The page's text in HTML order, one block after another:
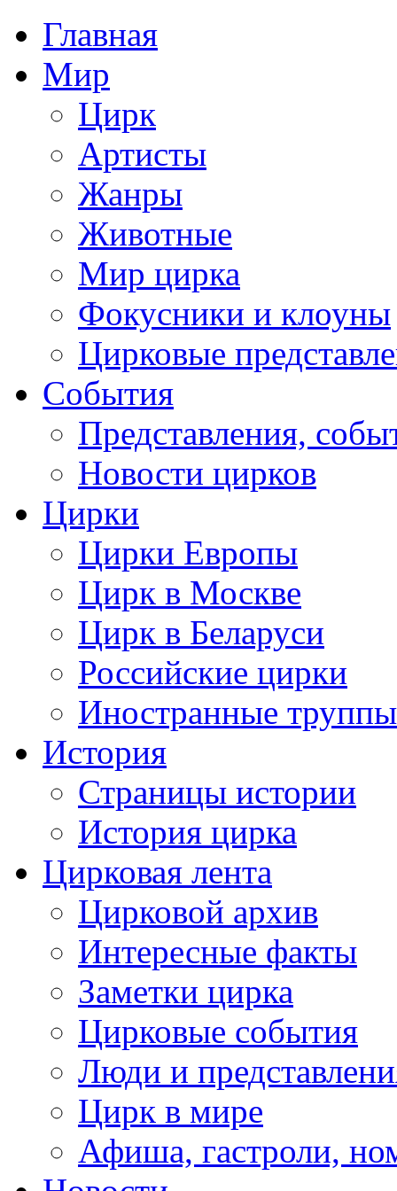
Главная
Мир
Цирк
Артисты
Жанры
Животные
Мир цирка
Фокусники и клоуны
Цирковые
События
Представления,
Новости цирков
Цирки
Цирки Европы
Цирк в Москве
Цирк в Беларуси
Российские цирки
Иностранные труппы
История
Страницы истории
История цирка
Цирковая лента
Цирковой архив
Интересные факты
Заметки цирка
Цирковые события
Люди и
Цирк в мире
Афиша, гастроли,